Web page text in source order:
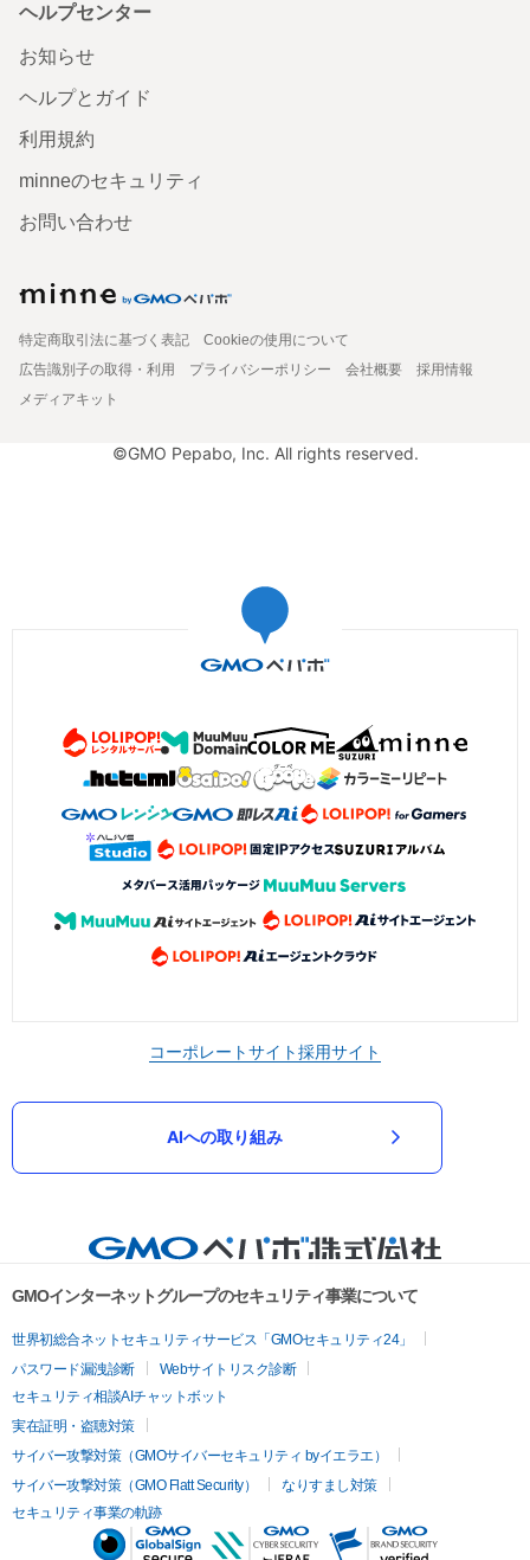
ヘルプセンター
お知らせ
ヘルプとガイド
利用規約
minneのセキュリティ
お問い合わせ
特定商取引法に基づく表記
Cookieの使用について
広告識別子の取得・利用
プライバシーポリシー 会社概要
採用情報
メディアキット
©GMO Pepabo, Inc. All rights reserved.
コーポレートサイト採用サイト
AIへの取り組み
GMOインターネットグループのセキュリティ事業について
世界初総合ネットセキュリティサービス「GMOセキュリティ24」
パスワード漏洩診断
Webサイトリスク診断
セキュリティ相談AIチャットボット
実在証明・盗聴対策
サイバー攻撃対策（GMOサイバーセキュリティ byイエラエ）
サイバー攻撃対策（GMO Flatt Security）
なりすまし対策
セキュリティ事業の軌跡